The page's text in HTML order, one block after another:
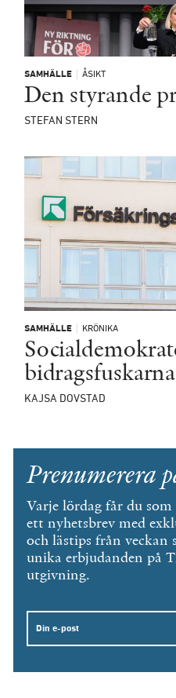
SAMHÄLLE ÅSIKT
Den styrande
STEFAN STERN
SAMHÄLLE KRÖNIKA
KAJSA DOVSTAD
Prenumerera
Varje lördag får du
ett nyhetsbrev med
och lästips från veckan
unika erbjudanden på
utgivning.
Email